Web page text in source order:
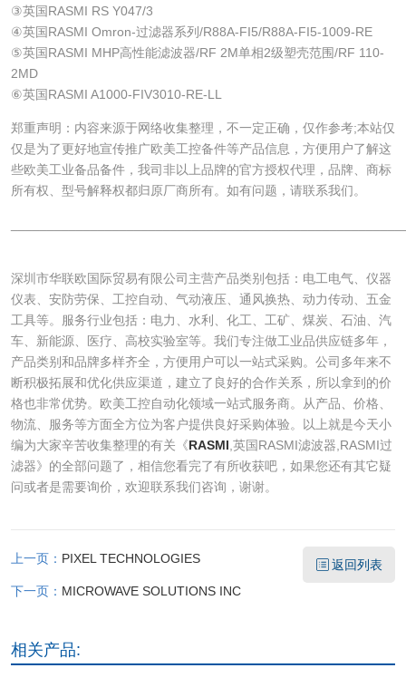
③英国RASMI RS Y047/3
④英国RASMI Omron-过滤器系列/R88A-FI5/R88A-FI5-1009-RE
⑤英国RASMI MHP高性能滤波器/RF 2M单相2级塑壳范围/RF 110-
2MD
⑥英国RASMI A1000-FIV3010-RE-LL
郑重声明：内容来源于网络收集整理，不一定正确，仅作参考;本站仅
仅是为了更好地宣传推广欧美工控备件等产品信息，方便用户了解这
些欧美工业备品备件，我司非以上品牌的官方授权代理，品牌、商标
所有权、型号解释权都归原厂商所有。如有问题，请联系我们。
深圳市华联欧国际贸易有限公司主营产品类别包括：电工电气、仪器
仪表、安防劳保、工控自动、气动液压、通风换热、动力传动、五金
工具等。服务行业包括：电力、水利、化工、工矿、煤炭、石油、汽
车、新能源、医疗、高校实验室等。我们专注做工业品供应链多年，
产品类别和品牌多样齐全，方便用户可以一站式采购。公司多年来不
断积极拓展和优化供应渠道，建立了良好的合作关系，所以拿到的价
格也非常优势。欧美工控自动化领域一站式服务商。从产品、价格、
物流、服务等方面全方位为客户提供良好采购体验。以上就是今天小
编为大家辛苦收集整理的有关《RASMI ,英国RASMI滤波器,RASMI过
滤器》的全部问题了，相信您看完了有所收获吧，如果您还有其它疑
问或者是需要询价，欢迎联系我们咨询，谢谢。
上一页： PIXEL TECHNOLOGIES
下一页： MICROWAVE SOLUTIONS INC
返回列表
相关产品: